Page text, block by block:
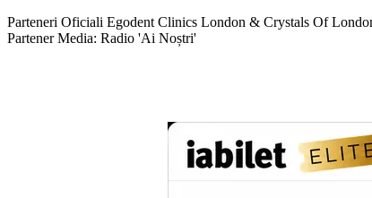
Parteneri Oficiali Egodent Clinics London & Crystals Of
Partener Media: Radio 'Ai Noștri'